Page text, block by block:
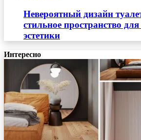
Невероятный дизайн
стильное пространство
эстетики
Интересно